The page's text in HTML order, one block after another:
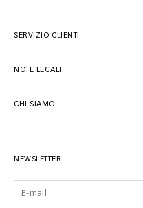
SERVIZIO CLIENTI
NOTE LEGALI
CHI SIAMO
NEWSLETTER